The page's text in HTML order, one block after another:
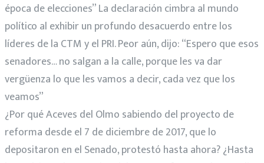
época de elecciones” La declaración cimbra al mundo
político al exhibir un profundo desacuerdo entre los
líderes de la CTM y el PRI. Peor aún, dijo: “Espero que esos
senadores… no salgan a la calle, porque les va dar
vergüenza lo que les vamos a decir, cada vez que los
veamos”
¿Por qué Aceves del Olmo sabiendo del proyecto de
reforma desde el 7 de diciembre de 2017, que lo
depositaron en el Senado, protestó hasta ahora? ¿Hasta